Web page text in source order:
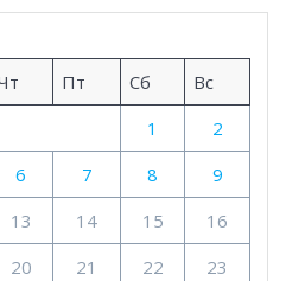
Пт Сб
Вс
1
2
6 7 8
9
13 14 15
16
20 21 22
23